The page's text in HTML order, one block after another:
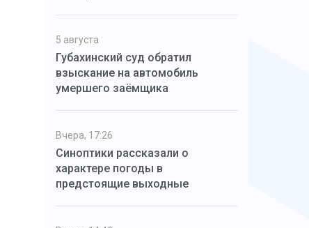
5 августа
Губахинский суд обратил
взыскание на автомобиль
умершего заёмщика
Вчера, 17:26
Синоптики рассказали о
характере погоды в
предстоящие выходные